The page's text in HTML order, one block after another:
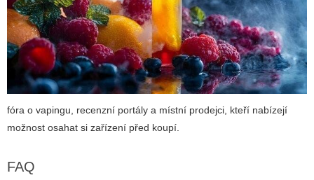
fóra o vapingu, recenzní portály a místní prodejci, kteří nabízejí
možnost osahat si zařízení před koupí.
FAQ